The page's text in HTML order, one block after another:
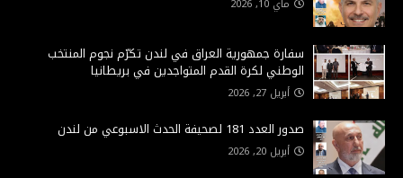
ماي 10, 2026
سفارة جمهورية العراق في لندن تكرّم نجوم المنتخب
الوطني لكرة القدم المتواجدين في بريطانيا
أبريل 27, 2026
صدور العدد 181 لصحيفة الحدث الاسبوعي من لندن
أبريل 20, 2026